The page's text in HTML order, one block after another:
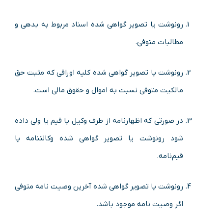
رونوشت یا تصویر گواهی شده اسناد مربوط به بدهی و
مطالبات متوفی.
رونوشت یا تصویر گواهی شده کلیه اوراقی که مثبت حق
مالکیت متوفی نسبت به اموال و حقوق مالی است.
در صورتی که اظهارنامه از طرف وکیل یا قیم یا ولی داده
شود رونوشت یا تصویر گواهی شده وکالت­نامه یا
قیم‌نامه.
رونوشت یا تصویر گواهی شده آخرین وصیت نامه متوفی
اگر وصیت نامه موجود باشد.